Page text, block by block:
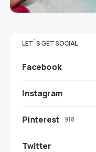
LET`S GET SOCIAL
Facebook
Instagram
Pinterest 918
Twitter